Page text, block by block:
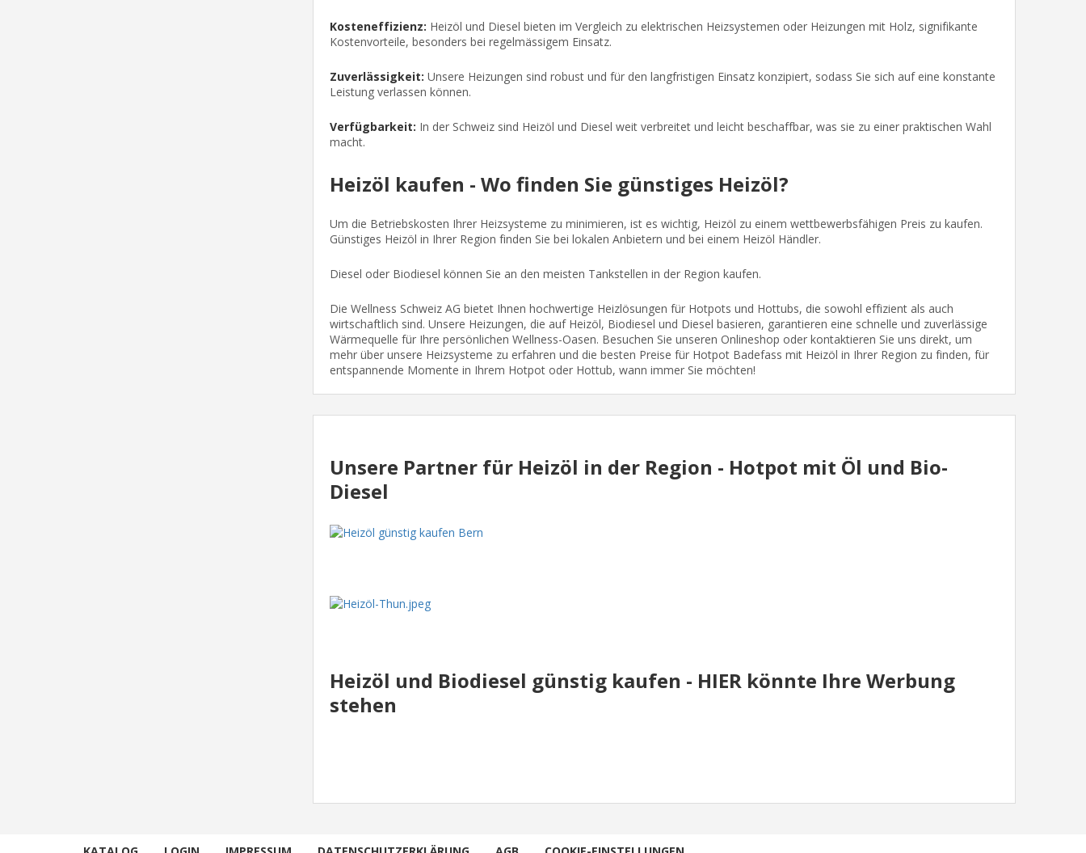
Kosteneffizienz: Heizöl und Diesel bieten im Vergleich zu elektrischen Heizsystemen oder Heizungen mit Holz, signifikante
Kostenvorteile, besonders bei regelmässigem Einsatz.
Zuverlässigkeit: Unsere Heizungen sind robust und für den langfristigen Einsatz konzipiert, sodass Sie sich auf eine konstante
Leistung verlassen können.
Verfügbarkeit: In der Schweiz sind Heizöl und Diesel weit verbreitet und leicht beschaffbar, was sie zu einer praktischen Wahl
macht.
Heizöl kaufen - Wo finden Sie günstiges Heizöl?
Um die Betriebskosten Ihrer Heizsysteme zu minimieren, ist es wichtig, Heizöl zu einem wettbewerbsfähigen Preis zu kaufen.
Günstiges Heizöl in Ihrer Region finden Sie bei lokalen Anbietern und bei einem Heizöl Händler.
Diesel oder Biodiesel können Sie an den meisten Tankstellen in der Region kaufen.
Die Wellness Schweiz AG bietet Ihnen hochwertige Heizlösungen für Hotpots und Hottubs, die sowohl effizient als auch
wirtschaftlich sind. Unsere Heizungen, die auf Heizöl, Biodiesel und Diesel basieren, garantieren eine schnelle und zuverlässige
Wärmequelle für Ihre persönlichen Wellness-Oasen. Besuchen Sie unseren Onlineshop oder kontaktieren Sie uns direkt, um
mehr über unsere Heizsysteme zu erfahren und die besten Preise für Hotpot Badefass mit Heizöl in Ihrer Region zu finden, für
entspannende Momente in Ihrem Hotpot oder Hottub, wann immer Sie möchten!
Unsere Partner für Heizöl in der Region - Hotpot mit Öl und Bio-
Diesel
Heizöl und Biodiesel günstig kaufen - HIER könnte Ihre Werbung
stehen